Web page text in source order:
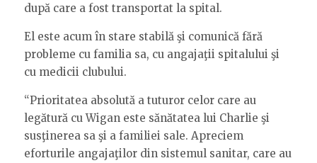
după care a fost transportat la spital.
El este acum în stare stabilă şi comunică fără
probleme cu familia sa, cu angajaţii spitalului şi
cu medicii clubului.
“Prioritatea absolută a tuturor celor care au
legătură cu Wigan este sănătatea lui Charlie şi
susţinerea sa şi a familiei sale. Apreciem
eforturile angajaţilor din sistemul sanitar, care au